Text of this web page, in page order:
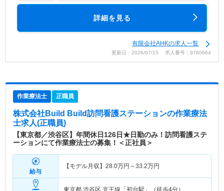
詳細を見る
有限会社AHKの求人一覧
更新日：2026/07/15 求人番号：9760664
作業療法士 正職員
株式会社Build Build訪問看護ステーションの作業療法
士求人(正職員)
【東京都／渋谷区】年間休日126日★日勤のみ！訪問看護ステ
ーションにて作業療法士の募集！＜正社員＞
給与
【モデル月収】 28.0万円～33.2万円
東京都 渋谷区 京王線「初台駅」（徒歩4分）